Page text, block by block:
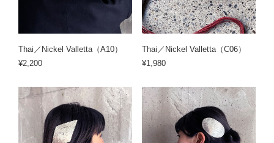
Thai／Nickel Valletta（A10）
¥2,200
Thai／Nickel Valletta（C06）
¥1,980